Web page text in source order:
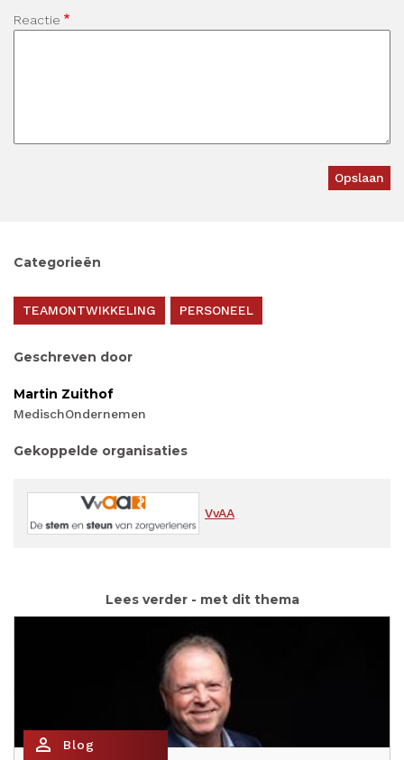
Reactie
Categorieën
TEAMONTWIKKELING PERSONEEL
Geschreven door
Martin Zuithof
MedischOndernemen
Gekoppelde organisaties
VvAA
Lees verder - met dit thema
person_outline Blog